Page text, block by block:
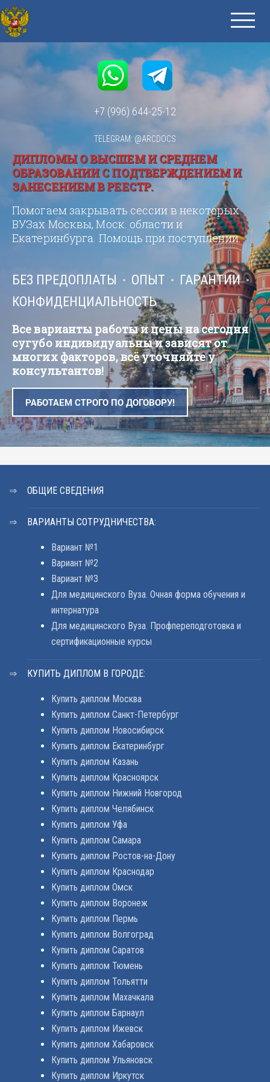
+7 (996) 644-25-12
TELEGRAM: @ARCDOCS
ДИПЛОМЫ О ВЫСШЕМ И СРЕДНЕМ
ОБРАЗОВАНИИ С ПОДТВЕРЖДЕНИЕМ И
ЗАНЕСЕНИЕМ В РЕЕСТР.
Помогаем закрывать сессии в некоторых
ВУЗах Москвы, Моск. области и
Екатеринбурга. Помощь при поступлении.
БЕЗ ПРЕДОПЛАТЫ ОПЫТ
ГАРАНТИИ
КОНФИДЕНЦИАЛЬНОСТЬ
Все варианты работы и цены на сегодня
сугубо индивидуальны и зависят от
многих факторов, всё уточняйте у
консультантов!
РАБОТАЕМ СТРОГО ПО ДОГОВОРУ!
ОБЩИЕ СВЕДЕНИЯ
ВАРИАНТЫ СОТРУДНИЧЕСТВА:
Вариант №1
Вариант №2
Вариант №3
Для медицинского Вуза. Очная форма обучения и
интернатура
Для медицинского Вуза. Профпереподготовка и
сертификационные курсы
КУПИТЬ ДИПЛОМ В ГОРОДЕ:
Купить диплом Москва
Купить диплом Санкт-Петербург
Купить диплом Новосибирск
Купить диплом Екатеринбург
Купить диплом Казань
Купить диплом Красноярск
Купить диплом Нижний Новгород
Купить диплом Челябинск
Купить диплом Уфа
Купить диплом Самара
Купить диплом Ростов-на-Дону
Купить диплом Краснодар
Купить диплом Омск
Купить диплом Воронеж
Купить диплом Пермь
Купить диплом Волгоград
Купить диплом Саратов
Купить диплом Тюмень
Купить диплом Тольятти
Купить диплом Махачкала
Купить диплом Барнаул
Купить диплом Ижевск
Купить диплом Хабаровск
Купить диплом Ульяновск
Купить диплом Иркутск